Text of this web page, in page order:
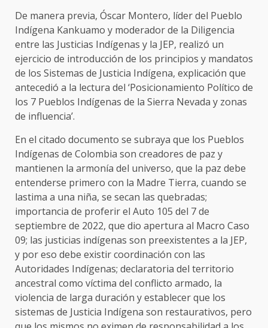
De manera previa, Óscar Montero, líder del Pueblo
Indígena Kankuamo y moderador de la Diligencia
entre las Justicias Indígenas y la JEP, realizó un
ejercicio de introducción de los principios y mandatos
de los Sistemas de Justicia Indígena, explicación que
antecedió a la lectura del ‘Posicionamiento Político de
los 7 Pueblos Indígenas de la Sierra Nevada y zonas
de influencia’.
En el citado documento se subraya que los Pueblos
Indígenas de Colombia son creadores de paz y
mantienen la armonía del universo, que la paz debe
entenderse primero con la Madre Tierra, cuando se
lastima a una niña, se secan las quebradas;
importancia de proferir el Auto 105 del 7 de
septiembre de 2022, que dio apertura al Macro Caso
09; las justicias indígenas son preexistentes a la JEP,
y por eso debe existir coordinación con las
Autoridades Indígenas; declaratoria del territorio
ancestral como víctima del conflicto armado, la
violencia de larga duración y establecer que los
sistemas de Justicia Indígena son restaurativos, pero